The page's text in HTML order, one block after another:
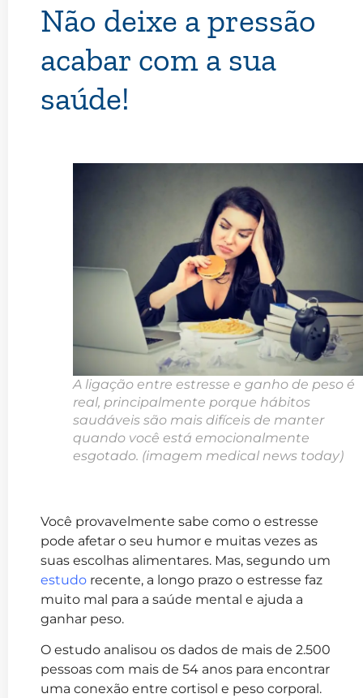
Não deixe a pressão
acabar com a sua
saúde!
A ligação entre estresse e ganho de peso é
real, principalmente porque hábitos
saudáveis são mais difíceis de manter
quando você está emocionalmente
esgotado. (imagem medical news today)
Você provavelmente sabe como o estresse
pode afetar o seu humor e muitas vezes as
suas escolhas alimentares. Mas, segundo um
estudo recente, a longo prazo o estresse faz
muito mal para a saúde mental e ajuda a
ganhar peso.
O estudo analisou os dados de mais de 2.500
pessoas com mais de 54 anos para encontrar
uma conexão entre cortisol e peso corporal.